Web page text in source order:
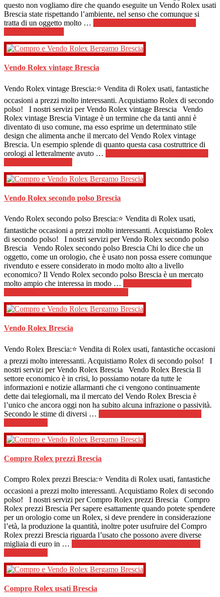
questo non vogliamo dire che quando eseguite un Vendo Rolex usati
Brescia state rispettando l’ambiente, nel senso che comunque si
tratta di un oggetto molto …
Vendo Rolex vintage Brescia
Vendo Rolex vintage Brescia:⭐ Vendita di Rolex usati, fantastiche
occasioni a prezzi molto interessanti. Acquistiamo Rolex di secondo
polso! I nostri servizi per Vendo Rolex vintage Brescia Vendo
Rolex vintage Brescia Vintage è un termine che da tanti anni è
diventato di uso comune, ma esso esprime un determinato stile
design che alimenta anche il mercato del Vendo Rolex vintage
Brescia. Un esempio splende di quanto questa casa costruttrice di
orologi al letteralmente avuto …
Vendo Rolex secondo polso Brescia
Vendo Rolex secondo polso Brescia:⭐ Vendita di Rolex usati,
fantastiche occasioni a prezzi molto interessanti. Acquistiamo Rolex
di secondo polso! I nostri servizi per Vendo Rolex secondo polso
Brescia Vendo Rolex secondo polso Brescia Chi lo dice che un
oggetto, come un orologio, che è usato non possa essere comunque
rivenduto e essere considerato in modo molto alto a livello
economico? Il Vendo Rolex secondo polso Brescia è un mercato
molto ampio che interessa in modo …
Vendo Rolex Brescia
Vendo Rolex Brescia:⭐ Vendita di Rolex usati, fantastiche occasioni
a prezzi molto interessanti. Acquistiamo Rolex di secondo polso! I
nostri servizi per Vendo Rolex Brescia Vendo Rolex Brescia Il
settore economico è in crisi, lo possiamo notare da tutte le
informazioni e notizie allarmanti che ci vengono continuamente
dette dai telegiornali, ma il mercato del Vendo Rolex Brescia è
l’unico che ancora oggi non ha subito alcuna infrazione o passività.
Secondo le stime di diversi …
Compro Rolex prezzi Brescia
Compro Rolex prezzi Brescia:⭐ Vendita di Rolex usati, fantastiche
occasioni a prezzi molto interessanti. Acquistiamo Rolex di secondo
polso! I nostri servizi per Compro Rolex prezzi Brescia Compro
Rolex prezzi Brescia Per sapere esattamente quando potete spendere
per un orologio come un Rolex, si deve prendere in considerazione
l’età, la produzione la quantità, inoltre poter usufruire del Compro
Rolex prezzi Brescia riguarda l’usato che possono avere diverse
migliaia di euro in …
Compro Rolex usati Brescia